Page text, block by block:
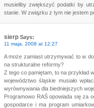
musieliby zwiększyć podatki by
stanie. W związku z tym nie jestem
sierp Says:
11 maja, 2008 at 12:27
A może zamiast utrzymywać to w
na strukturalne reformy?
Z tego co pamiętam, to na przykład
województwo śląskie musiało
wyrównywania dla biedniejszych
Programowo RAŚ opowiada się za
gospodarce i ma program